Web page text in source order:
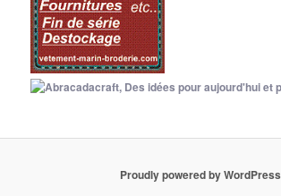
Proudly powered by WordPress